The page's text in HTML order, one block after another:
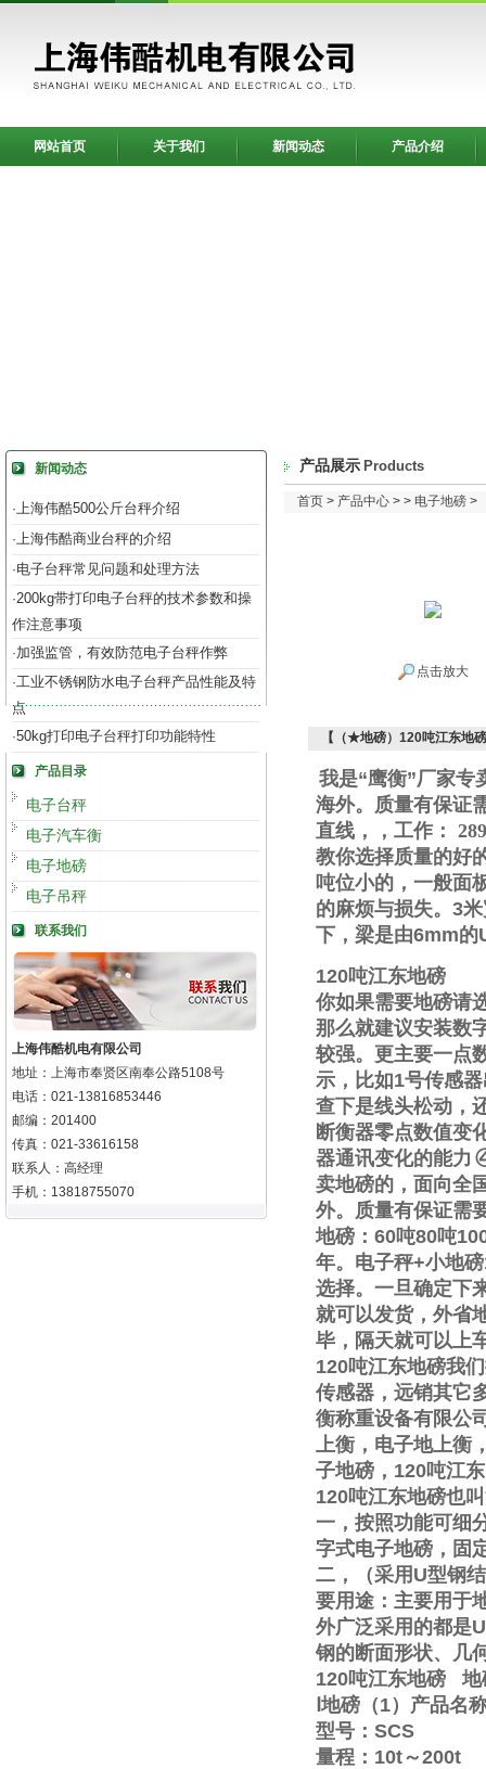
网站首页 关于我们 新闻动态 产品介绍
新闻动态
·上海伟酷500公斤台秤介绍
·上海伟酷商业台秤的介绍
·电子台秤常见问题和处理方法
·200kg带打印电子台秤的技术参数和操
作注意事项
·加强监管，有效防范电子台秤作弊
·工业不锈钢防水电子台秤产品性能及特
点
·50kg打印电子台秤打印功能特性
产品目录
电子台秤
电子汽车衡
电子地磅
电子吊秤
联系我们
上海伟酷机电有限公司
地址：上海市奉贤区南奉公路5108号
电话：021-13816853446
邮编：201400
传真：021-33616158
联系人：高经理
手机：13818755070
产品展示 Products
首页 > 产品中心 > > 电子地磅 >
点击放大
【（★地磅）120吨江东地
我是“鹰衡”厂家专
海外。质量有保证
直线 ， ，工作 ：
教你选择质量的好
吨位小的，一般面
的麻烦与损失。 3
下，梁是由6mm的
120吨江东地磅
你如果需要地磅请
那么就建议安装数
较强。更主要一点
示，比如1号传感
查下是线头松动，
断衡器零点数值变
器通讯变化的能力
卖地磅的，面向全
外。质量有保证需
地磅： 60吨80吨
年。电子秤+小地磅
选择。一旦确定下
就可以发货，外省
毕，隔天就可以上
120吨江东地磅我
传感器，远销其它
衡称重设备有限公
上衡，电子地上衡
子地磅， 120吨江
120吨江东地磅也
一，按照功能可细
字式电子地磅，固
二，（采用 U型钢
要用途：主要用于
外广泛采用的都是U
钢的断面形状、几
120吨江东地磅
地
地磅（1）产品名
型号： SCS
量程： 10t～200t